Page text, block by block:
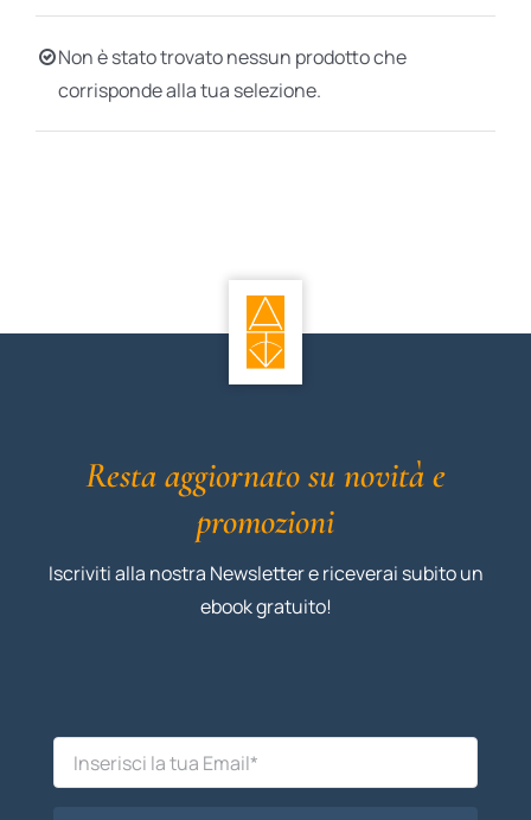
BIOGRAFIE
ATTUALITÀ
Non è stato trovato nessun prodotto che
corrisponde alla tua selezione.
Resta aggiornato su novità e
promozioni
Iscriviti alla nostra Newsletter e riceverai subito un
ebook gratuito!